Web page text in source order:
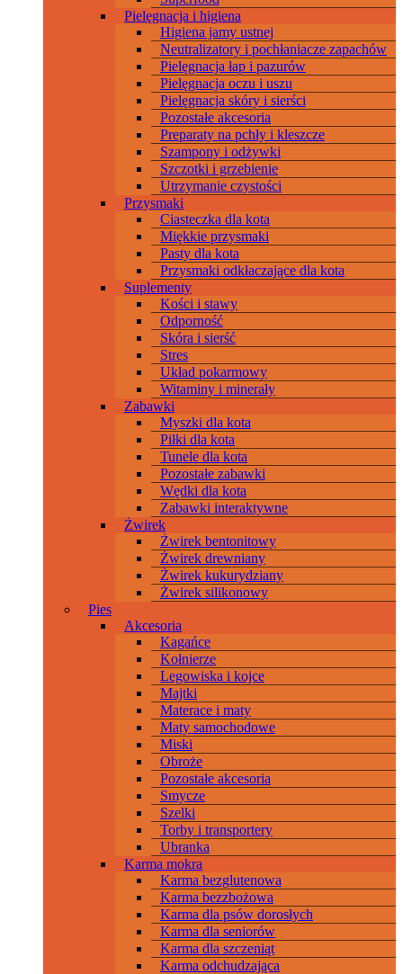
Pielęgnacja i higiena
Higiena jamy ustnej
Neutralizatory i pochłaniacze zapachów
Pielęgnacja łap i pazurów
Pielęgnacja oczu i uszu
Pielęgnacja skóry i sierści
Pozostałe akcesoria
Preparaty na pchły i kleszcze
Szampony i odżywki
Szczotki i grzebienie
Utrzymanie czystości
Przysmaki
Ciasteczka dla kota
Miękkie przysmaki
Pasty dla kota
Przysmaki odkłaczające dla kota
Suplementy
Kości i stawy
Odporność
Skóra i sierść
Stres
Układ pokarmowy
Witaminy i minerały
Zabawki
Myszki dla kota
Piłki dla kota
Tunele dla kota
Pozostałe zabawki
Wędki dla kota
Zabawki interaktywne
Żwirek
Żwirek bentonitowy
Żwirek drewniany
Żwirek kukurydziany
Żwirek silikonowy
Pies
Akcesoria
Kagańce
Kołnierze
Legowiska i kojce
Majtki
Materace i maty
Maty samochodowe
Miski
Obroże
Pozostałe akcesoria
Smycze
Szelki
Torby i transportery
Ubranka
Karma mokra
Karma bezglutenowa
Karma bezzbożowa
Karma dla psów dorosłych
Karma dla seniorów
Karma dla szczeniąt
Karma odchudzająca